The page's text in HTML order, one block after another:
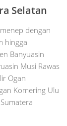
Selatan
dengan
hingga
Banyuasin
Musi Rawas
Ogan
Komering Ulu